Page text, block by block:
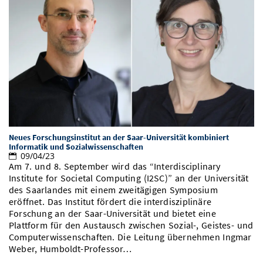
Neues Forschungsinstitut an der Saar-Universität kombiniert
Informatik und Sozialwissenschaften
09/04/23
Am 7. und 8. September wird das “Interdisciplinary
Institute for Societal Computing (I2SC)” an der Universität
des Saarlandes mit einem zweitägigen Symposium
eröffnet. Das Institut fördert die interdisziplinäre
Forschung an der Saar-Universität und bietet eine
Plattform für den Austausch zwischen Sozial-, Geistes- und
Computerwissenschaften. Die Leitung übernehmen Ingmar
Weber, Humboldt-Professor…